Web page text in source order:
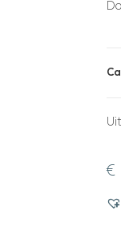
€